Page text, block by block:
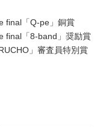
final「Q-pe」銅賞
final「8-band」奨励賞
」審査員特別賞